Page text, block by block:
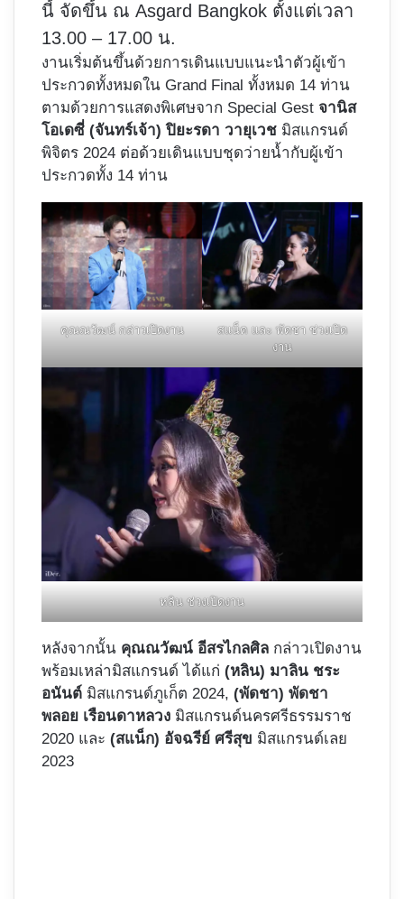
นี้ จัดขึ้น ณ Asgard Bangkok ตั้งแต่เวลา
13.00 – 17.00 น.
งานเริ่มต้นขึ้นด้วยการเดินแบบแนะนำตัวผู้เข้า
ประกวดทั้งหมดใน Grand Final ทั้งหมด 14 ท่าน
ตามด้วยการแสดงพิเศษจาก Special Gest จานิส
โอเดซี่ (จันทร์เจ้า) ปิยะรดา วายุเวช มิสแกรนด์
พิจิตร 2024 ต่อด้วยเดินแบบชุดว่ายน้ำกับผู้เข้า
ประกวดทั้ง 14 ท่าน
คุณณวัฒน์ กล่าวเปิดงาน
สแน็ค และ พัดชา ช่วงเปิด
งาน
หลิน ช่วงเปิดงาน
หลังจากนั้น คุณณวัฒน์ อีสรไกลศิล กล่าวเปิดงาน
พร้อมเหล่ามิสแกรนด์ ได้แก่ (หลิน) มาลิน ชระ
อนันต์ มิสแกรนด์ภูเก็ต 2024, (พัดชา) พัดชา
พลอย เรือนดาหลวง มิสแกรนด์นครศรีธรรมราช
2020 และ (สแน็ก) อัจฉรีย์ ศรีสุข มิสแกรนด์เลย
2023